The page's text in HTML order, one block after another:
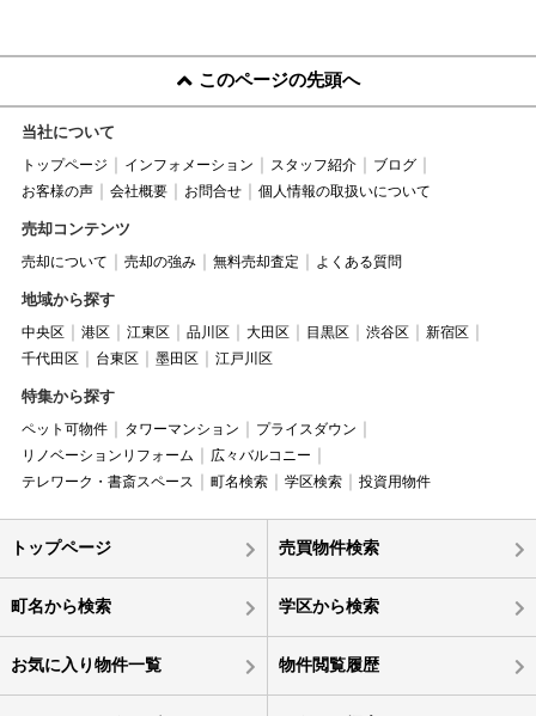
このページの先頭へ
当社について
トップページ インフォメーション スタッフ紹介
ブログ
お客様の声
会社概要 お問合せ 個人情報の取扱いについて
売却コンテンツ
売却について 売却の強み 無料売却査定 よくある質問
地域から探す
中央区 港区 江東区 品川区 大田区 目黒区 渋谷区
新宿区
千代田区
台東区 墨田区 江戸川区
特集から探す
ペット可物件 タワーマンション
プライスダウン
リノベーションリフォーム
広々バルコニー
テレワーク・書斎スペース
町名検索 学区検索 投資用物件
トップページ 売買物件検索
町名から検索 学区から検索
お気に入り物件一覧 物件閲覧履歴